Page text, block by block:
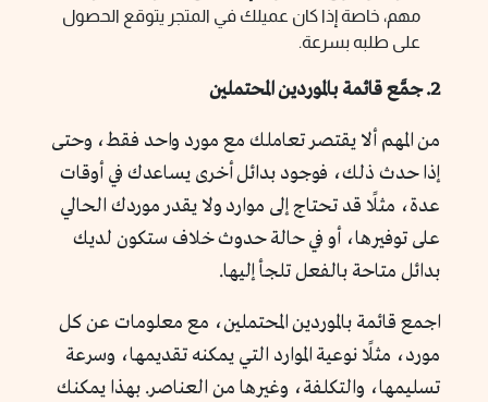
مهم، خاصة إذا كان عميلك في المتجر يتوقع الحصول
على طلبه بسرعة.
2. جمَّع قائمة بالموردين المحتملين
من المهم ألا يقتصر تعاملك مع مورد واحد فقط، وحتى
إذا حدث ذلك، فوجود بدائل أخرى يساعدك في أوقات
عدة، مثلًا قد تحتاج إلى موارد ولا يقدر موردك الحالي
على توفيرها، أو في حالة حدوث خلاف ستكون لديك
بدائل متاحة بالفعل تلجأ إليها.
اجمع قائمة بالموردين المحتملين، مع معلومات عن كل
مورد، مثلًا نوعية الموارد التي يمكنه تقديمها، وسرعة
تسليمها، والتكلفة، وغيرها من العناصر. بهذا يمكنك